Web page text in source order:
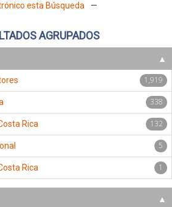
esta Búsqueda
—
AGRUPADOS
1,919
338
Rica 132
5
Rica 1